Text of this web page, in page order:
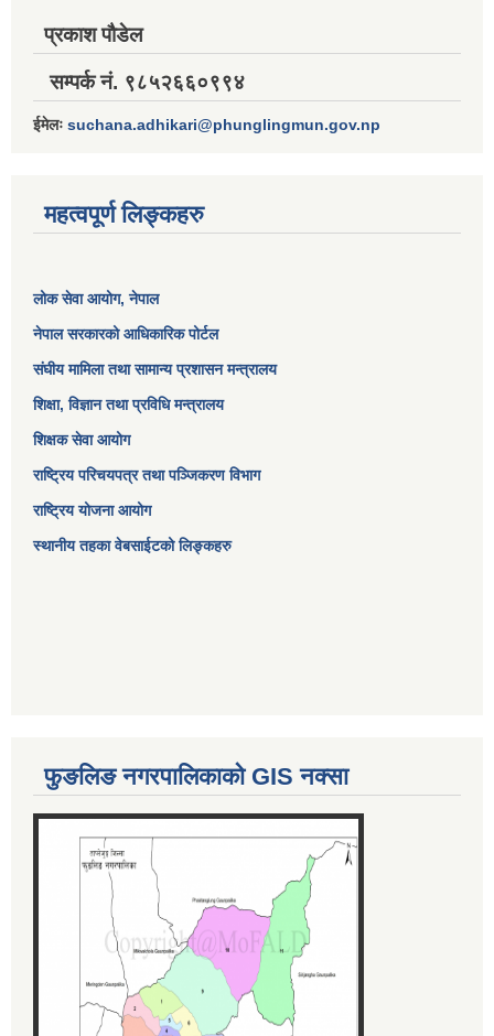
प्रकाश पौडेल
सम्पर्क नं. ९८५२६६०९९४
ईमेलः suchana.adhikari@phunglingmun.gov.np
महत्वपूर्ण लिङ्कहरु
लोक सेवा आयोग, नेपाल
नेपाल सरकारको आधिकारिक पोर्टल
संघीय मामिला तथा सामान्य प्रशासन मन्त्रालय
शिक्षा, विज्ञान तथा प्रविधि मन्त्रालय
शिक्षक सेवा आयोग
राष्ट्रिय परिचयपत्र तथा पञ्जिकरण विभाग
राष्ट्रिय योजना आयोग
स्थानीय तहका वेबसाईटको लिङ्कहरु
फुङलिङ नगरपालिकाको GIS नक्सा